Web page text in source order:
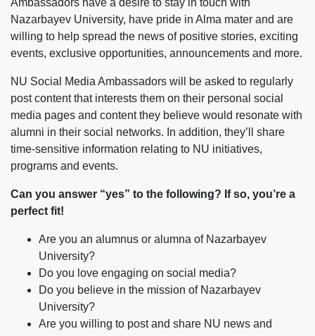
Ambassadors have a desire to stay in touch with
Nazarbayev University, have pride in Alma mater and are
willing to help spread the news of positive stories, exciting
events, exclusive opportunities, announcements and more.
NU Social Media Ambassadors will be asked to regularly
post content that interests them on their personal social
media pages and content they believe would resonate with
alumni in their social networks. In addition, they’ll share
time-sensitive information relating to NU initiatives,
programs and events.
Can you answer “yes” to the following? If so, you’re a
perfect fit!
Are you an alumnus or alumna of Nazarbayev
University?
Do you love engaging on social media?
Do you believe in the mission of Nazarbayev
University?
Are you willing to post and share NU news and